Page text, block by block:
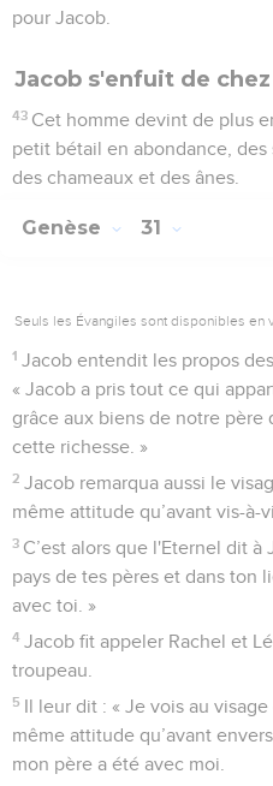
pour Jacob.
Jacob s'enfuit de chez
43 Cet homme devint de plus
petit bétail en abondance, des
des chameaux et des ânes.
Genèse 31
Seuls les Évangiles sont disponibles en
1 Jacob entendit les propos
« Jacob a pris tout ce qui
grâce aux biens de notre
cette richesse. »
2 Jacob remarqua aussi le
même attitude qu’avant vis-à-
3 C’est alors que l'Eternel dit à
pays de tes pères et dans ton
avec toi. »
4 Jacob fit appeler Rachel et
troupeau.
5 Il leur dit : « Je vois au
même attitude qu’avant
mon père a été avec moi.